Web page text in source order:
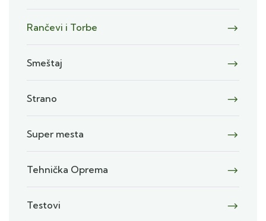
Rančevi i Torbe
Smeštaj
Strano
Super mesta
Tehnička Oprema
Testovi